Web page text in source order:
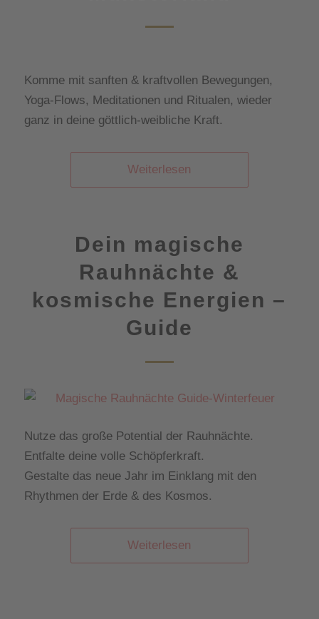
Komme mit sanften & kraftvollen Bewegungen,
Yoga-Flows, Meditationen und Ritualen, wieder
ganz in deine göttlich-weibliche Kraft.
Weiterlesen
Dein magische
Rauhnächte &
kosmische Energien –
Guide
Nutze das große Potential der Rauhnächte.
Entfalte deine volle Schöpferkraft.
Gestalte das neue Jahr im Einklang mit den
Rhythmen der Erde & des Kosmos.
Weiterlesen